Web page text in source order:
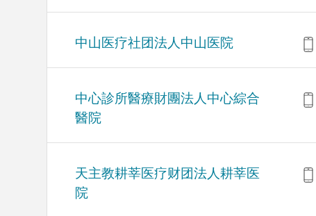
中山医疗社团法人中山医院
中心診所醫療財團法人中心綜合
醫院
天主教耕莘医疗财团法人耕莘医
院